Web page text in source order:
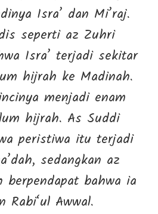
Isra’ dan Mi’raj.
seperti az Zuhri
Isra’ terjadi sekitar
hijrah ke Madinah.
menjadi enam
hijrah. As Suddi
peristiwa itu terjadi
sedangkan az
berpendapat bahwa ia
Awwal.